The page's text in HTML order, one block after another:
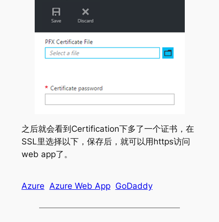
之后就会看到Certification下多了一个证书，在
SSL里选择以下，保存后，就可以用https访问
web app了。
Azure Azure Web App GoDaddy